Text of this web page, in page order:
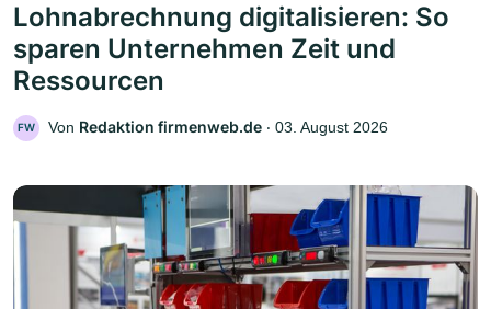
Lohnabrechnung digitalisieren: So
sparen Unternehmen Zeit und
Ressourcen
FW Von Redaktion firmenweb.de ‧ 03. August 2026